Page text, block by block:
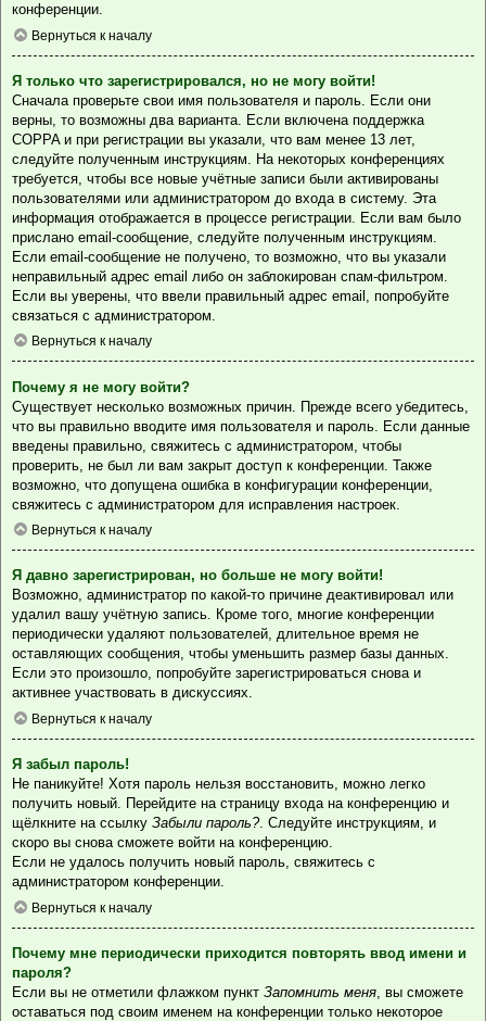
конференции.
Вернуться к началу
Я только что зарегистрировался, но не могу войти!
Сначала проверьте свои имя пользователя и пароль. Если они
верны, то возможны два варианта. Если включена поддержка
COPPA и при регистрации вы указали, что вам менее 13 лет,
следуйте полученным инструкциям. На некоторых конференциях
требуется, чтобы все новые учётные записи были активированы
пользователями или администратором до входа в систему. Эта
информация отображается в процессе регистрации. Если вам было
прислано email-сообщение, следуйте полученным инструкциям.
Если email-сообщение не получено, то возможно, что вы указали
неправильный адрес email либо он заблокирован спам-фильтром.
Если вы уверены, что ввели правильный адрес email, попробуйте
связаться с администратором.
Вернуться к началу
Почему я не могу войти?
Существует несколько возможных причин. Прежде всего убедитесь,
что вы правильно вводите имя пользователя и пароль. Если данные
введены правильно, свяжитесь с администратором, чтобы
проверить, не был ли вам закрыт доступ к конференции. Также
возможно, что допущена ошибка в конфигурации конференции,
свяжитесь с администратором для исправления настроек.
Вернуться к началу
Я давно зарегистрирован, но больше не могу войти!
Возможно, администратор по какой-то причине деактивировал или
удалил вашу учётную запись. Кроме того, многие конференции
периодически удаляют пользователей, длительное время не
оставляющих сообщения, чтобы уменьшить размер базы данных.
Если это произошло, попробуйте зарегистрироваться снова и
активнее участвовать в дискуссиях.
Вернуться к началу
Я забыл пароль!
Не паникуйте! Хотя пароль нельзя восстановить, можно легко
получить новый. Перейдите на страницу входа на конференцию и
щёлкните на ссылку Забыли пароль?. Следуйте инструкциям, и
скоро вы снова сможете войти на конференцию.
Если не удалось получить новый пароль, свяжитесь с
администратором конференции.
Вернуться к началу
Почему мне периодически приходится повторять ввод имени и
пароля?
Если вы не отметили флажком пункт Запомнить меня , вы сможете
оставаться под своим именем на конференции только некоторое